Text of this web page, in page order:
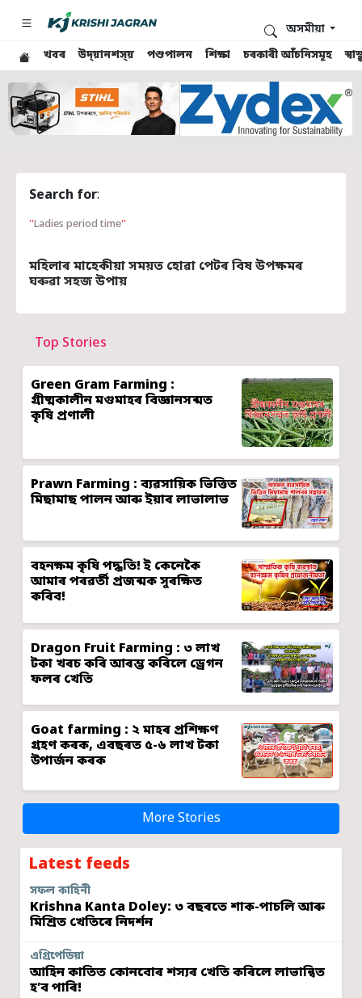
খবৰ উদ্য়ানশস্য় পশুপালন শিক্ষা চৰকাৰী আঁচনিসমূহ
অসমীয়া
Search for:
Ladies period time
মহিলাৰ মাহেকীয়া সময়ত হোৱা পেটৰ বিষ উপক্ষমৰ
ঘৰুৱা সহজ উপায়
Top Stories
Green Gram Farming :
গ্ৰীষ্মকালীন মগুমাহৰ বিজ্ঞানসন্মত
কৃষি প্ৰণালী
Prawn Farming : ব্যৱসায়িক ভিত্তিত
মিছামাছ পালন আৰু ইয়াৰ লাভালাভ
বহনক্ষম কৃষি পদ্ধতি! ই কেনেকৈ
আমাৰ পৰৱৰ্তী প্ৰজন্মক সুৰক্ষিত
কৰিব!
Dragon Fruit Farming : ৩ লাখ
টকা খৰচ কৰি আৰম্ভ কৰিলে ড্ৰেগন
ফলৰ খেতি
Goat farming : ২ মাহৰ প্ৰশিক্ষণ
গ্ৰহণ কৰক, এবছৰত ৫-৬ লাখ টকা
উপাৰ্জন কৰক
More Stories
Latest feeds
সফল কাহিনী
Krishna Kanta Doley: ৩ বছৰতে শাক-পাচলি আৰু
মিশ্ৰিত খেতিৰে নিদৰ্শন
এগ্ৰিপেডিয়া
আহিন কাতিত কোনবোৰ শস্যৰ খেতি কৰিলে লাভান্বিত
হ’ব পাৰি!